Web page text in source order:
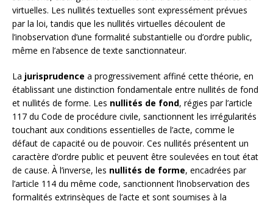
virtuelles. Les nullités textuelles sont expressément prévues
par la loi, tandis que les nullités virtuelles découlent de
l’inobservation d’une formalité substantielle ou d’ordre public,
même en l’absence de texte sanctionnateur.
La jurisprudence a progressivement affiné cette théorie, en
établissant une distinction fondamentale entre nullités de fond
et nullités de forme. Les nullités de fond, régies par l’article
117 du Code de procédure civile, sanctionnent les irrégularités
touchant aux conditions essentielles de l’acte, comme le
défaut de capacité ou de pouvoir. Ces nullités présentent un
caractère d’ordre public et peuvent être soulevées en tout état
de cause. À l’inverse, les nullités de forme, encadrées par
l’article 114 du même code, sanctionnent l’inobservation des
formalités extrinsèques de l’acte et sont soumises à la